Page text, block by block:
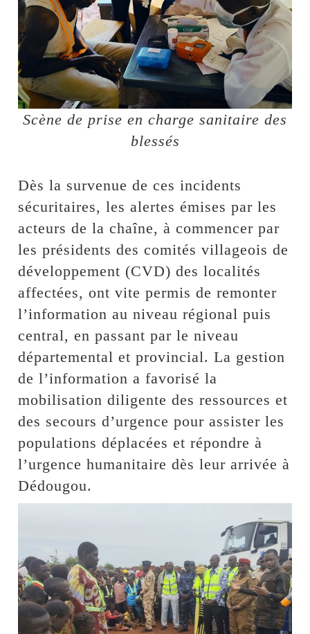
Scène de prise en charge sanitaire des
blessés
Dès la survenue de ces incidents
sécuritaires, les alertes émises par les
acteurs de la chaîne, à commencer par
les présidents des comités villageois de
développement (CVD) des localités
affectées, ont vite permis de remonter
l’information au niveau régional puis
central, en passant par le niveau
départemental et provincial. La gestion
de l’information a favorisé la
mobilisation diligente des ressources et
des secours d’urgence pour assister les
populations déplacées et répondre à
l’urgence humanitaire dès leur arrivée à
Dédougou.